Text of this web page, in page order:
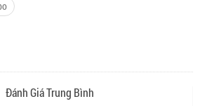
Đánh Giá Trung Bình